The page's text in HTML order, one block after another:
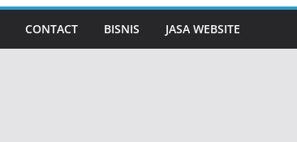
CONTACT BISNIS JASA WEBSITE